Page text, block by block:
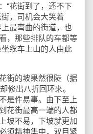
“花街到了，还不下
，司机会大笑着
最弯曲的街道，也
，那些排队的车都等
缆车上山的人由此
的坡果然很陡（据
修出八折回环来。
是件易事。由下至上
花街最高一端的人都
坡不易，下坡就更加
须精神集中，双目紧